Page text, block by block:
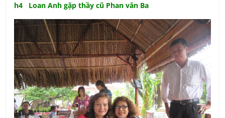
h4 Loan Anh gặp thầy cũ Phan văn Ba